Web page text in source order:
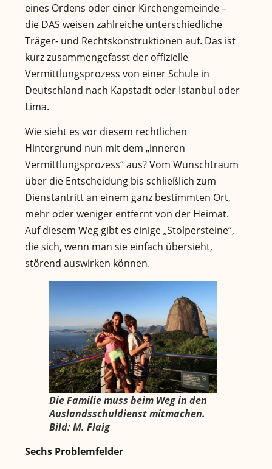
eines Ordens oder einer Kirchengemeinde –
die DAS weisen zahlreiche unterschiedliche
Träger- und Rechtskonstruktionen auf. Das ist
kurz zusammengefasst der offizielle
Vermittlungsprozess von einer Schule in
Deutschland nach Kapstadt oder Istanbul oder
Lima.
Wie sieht es vor diesem rechtlichen
Hintergrund nun mit dem „inneren
Vermittlungsprozess“ aus? Vom Wunschtraum
über die Entscheidung bis schließlich zum
Dienstantritt an einem ganz bestimmten Ort,
mehr oder weniger entfernt von der Heimat.
Auf diesem Weg gibt es einige „Stolpersteine“,
die sich, wenn man sie einfach übersieht,
störend auswirken können.
Die Familie muss beim Weg in den
Auslandsschuldienst mitmachen.
Bild: M. Flaig
Sechs Problemfelder